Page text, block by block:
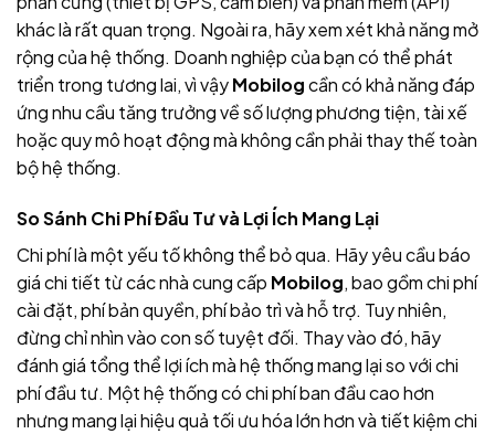
khác là rất quan trọng. Ngoài ra, hãy xem xét khả năng mở
rộng của hệ thống. Doanh nghiệp của bạn có thể phát
triển trong tương lai, vì vậyMobilogcần có khả năng đáp
ứng nhu cầu tăng trưởng về số lượng phương tiện, tài xế
hoặc quy mô hoạt động mà không cần phải thay thế toàn
bộ hệ thống.
So Sánh Chi Phí Đầu Tư và Lợi Ích Mang Lại
Chi phí là một yếu tố không thể bỏ qua. Hãy yêu cầu báo
giá chi tiết từ các nhà cung cấp Mobilog, bao gồm chi phí
cài đặt, phí bản quyền, phí bảo trì và hỗ trợ. Tuy nhiên,
đừng chỉ nhìn vào con số tuyệt đối. Thay vào đó, hãy
đánh giá tổng thể lợi ích mà hệ thống mang lại so với chi
phí đầu tư. Một hệ thống có chi phí ban đầu cao hơn
nhưng mang lại hiệu quả tối ưu hóa lớn hơn và tiết kiệm chi